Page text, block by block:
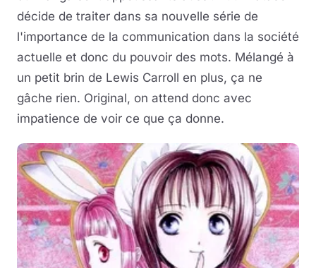
décide de traiter dans sa nouvelle série de
l'importance de la communication dans la société
actuelle et donc du pouvoir des mots. Mélangé à
un petit brin de Lewis Carroll en plus, ça ne
gâche rien. Original, on attend donc avec
impatience de voir ce que ça donne.